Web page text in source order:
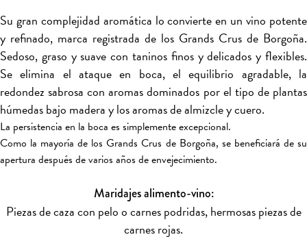
Su gran complejidad aromática lo convierte en un vino potente
y refinado, marca registrada de los Grands Crus de Borgoña.
Sedoso, graso y suave con taninos finos y delicados y flexibles.
Se elimina el ataque en boca, el equilibrio agradable, la
redondez sabrosa con aromas dominados por el tipo de plantas
húmedas bajo madera y los aromas de almizcle y cuero.
La persistencia en la boca es simplemente excepcional.
Como la mayoría de los Grands Crus de Borgoña, se beneficiará de su
apertura después de varios años de envejecimiento.
Maridajes alimento-vino:
Piezas de caza con pelo o carnes podridas, hermosas piezas de
carnes rojas.